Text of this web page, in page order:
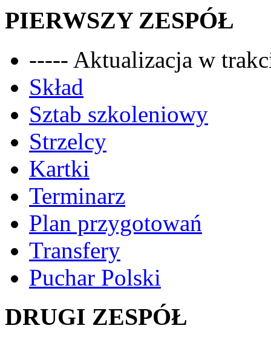
PIERWSZY ZESPÓŁ
----- Aktualizacja w
Skład
Sztab szkoleniowy
Strzelcy
Kartki
Terminarz
Plan przygotowań
Transfery
Puchar Polski
DRUGI ZESPÓŁ